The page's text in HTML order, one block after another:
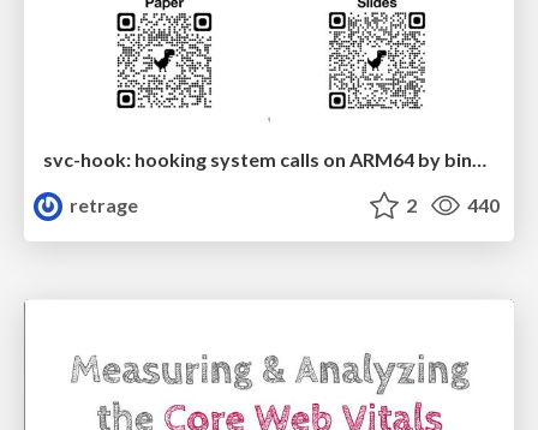
svc-hook: hooking system calls on ARM64 by binary rewriting
retrage
2 440